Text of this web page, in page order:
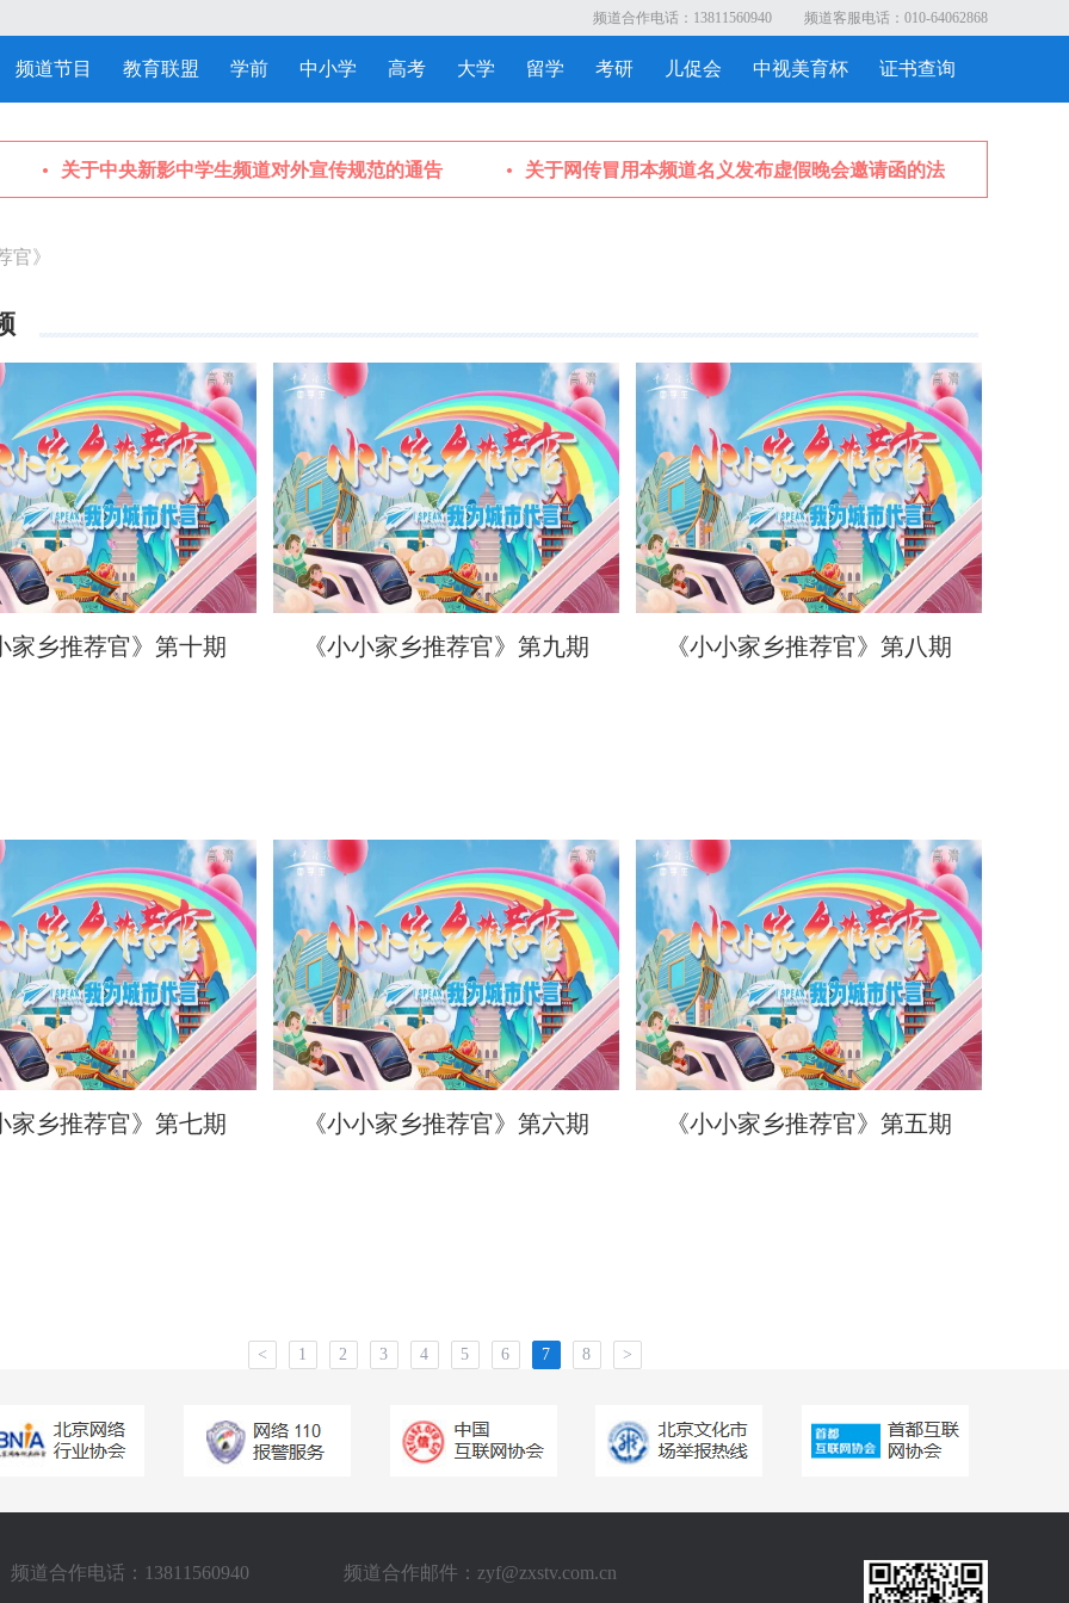
频道合作电话：13811560940 频道客服电话：010-64062868
频道节目 教育联盟 学前 中小学 高考 大学 留学 考研 儿促会 中视美育杯 证书查询
关于中央新影中学生频道对外宣传规范的通告 关于网传冒用本频道名义发布虚假晚会邀请函的法律严正声明
官》
家乡推荐官》第十期 《小小家乡推荐官》第九期 《小小家乡推荐官》第八期
家乡推荐官》第七期 《小小家乡推荐官》第六期 《小小家乡推荐官》第五期
< 1 2 3 4 5 6 7 8 >
频道合作电话：13811560940 频道合作邮件：zyf@zxstv.com.cn